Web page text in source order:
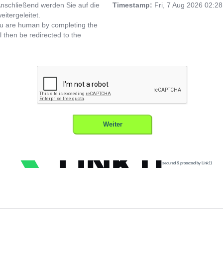
werden Sie auf die
are human by completing the
then be redirected to the
Timestamp: Fri, 7 Aug 2026
secured & protected by Link11